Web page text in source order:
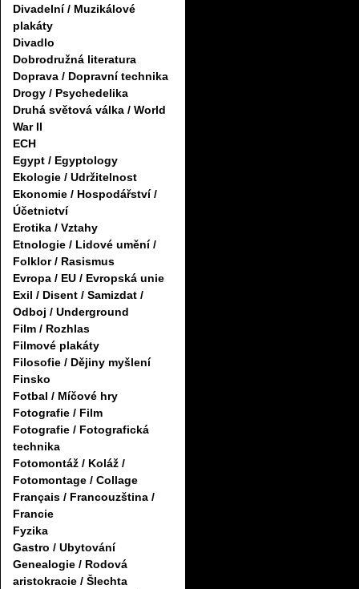
Divadelní / Muzikálové
plakáty
Divadlo
Dobrodružná literatura
Doprava / Dopravní technika
Drogy / Psychedelika
Druhá světová válka / World
War II
ECH
Egypt / Egyptology
Ekologie / Udržitelnost
Ekonomie / Hospodářství /
Účetnictví
Erotika / Vztahy
Etnologie / Lidové umění /
Folklor / Rasismus
Evropa / EU / Evropská unie
Exil / Disent / Samizdat /
Odboj / Underground
Film / Rozhlas
Filmové plakáty
Filosofie / Dějiny myšlení
Finsko
Fotbal / Míčové hry
Fotografie / Film
Fotografie / Fotografická
technika
Fotomontáž / Koláž /
Fotomontage / Collage
Français / Francouzština /
Francie
Fyzika
Gastro / Ubytování
Genealogie / Rodová
aristokracie / Šlechta